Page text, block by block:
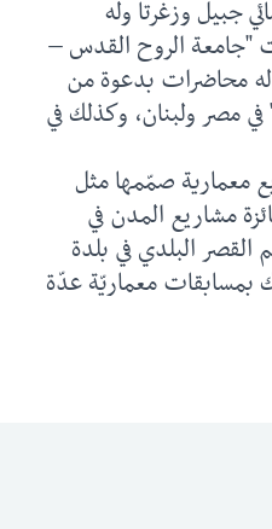
جبيل وزغرتا وله
"جامعة الروح القدس –
محاضرات بدعوة من
مصر ولبنان، وكذلك في
معمارية صمّمها مثل
مشاريع المدن في
القصر البلدي في بلدة
كما شارك بمسابقات معماريّة عدّة